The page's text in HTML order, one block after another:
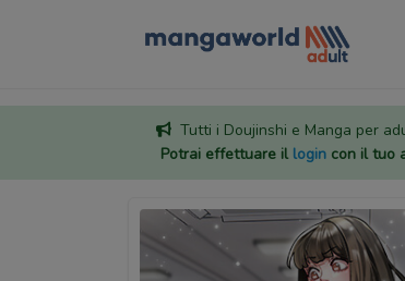
Tutti i Doujinshi e Manga per
Potrai effettuare il logincon il tuo